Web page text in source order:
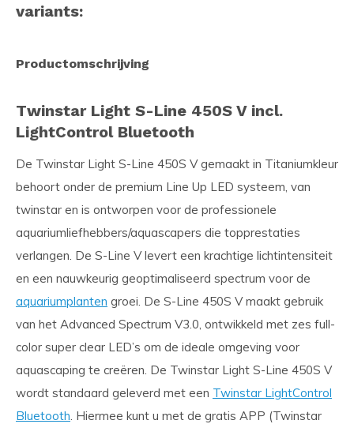
variants:
Productomschrijving
Twinstar Light S-Line 450S V incl.
LightControl Bluetooth
De Twinstar Light S-Line 450S V gemaakt in Titaniumkleur
behoort onder de premium Line Up LED systeem, van
twinstar en is ontworpen voor de professionele
aquariumliefhebbers/aquascapers die topprestaties
verlangen. De S-Line V levert een krachtige lichtintensiteit
en een nauwkeurig geoptimaliseerd spectrum voor de
aquariumplanten groei. De S-Line 450S V maakt gebruik
van het Advanced Spectrum V3.0, ontwikkeld met zes full-
color super clear LED’s om de ideale omgeving voor
aquascaping te creëren. De Twinstar Light S-Line 450S V
wordt standaard geleverd met een Twinstar LightControl
Bluetooth. Hiermee kunt u met de gratis APP (Twinstar